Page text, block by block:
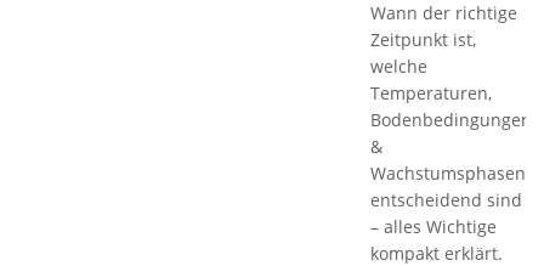
Wann der richtige
Zeitpunkt ist,
welche
Temperaturen,
Bodenbedingungen
&
Wachstumsphasen
entscheidend sind
– alles Wichtige
kompakt erklärt.